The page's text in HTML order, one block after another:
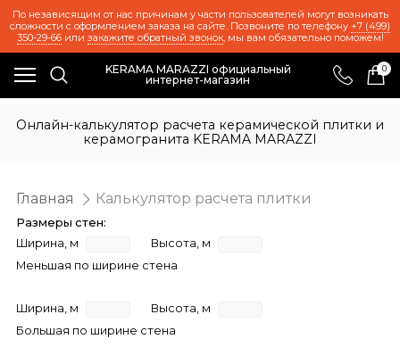
По независящим от нас причинам у части пользователей могут возникать
сложности с оформлением заказа на сайте. Позвоните по телефону +7 (499)
350-29-66или закажите обратный звонок, мы вам обязательно поможем!
KERAMA MARAZZI официальный
интернет-магазин
0
Онлайн-калькулятор расчета керамической плитки и
керамогранита KERAMA MARAZZI
Главная Калькулятор расчета плитки
Размеры стен:
Ширина, м
Высота, м
Меньшая по ширине стена
Ширина, м
Высота, м
Большая по ширине стена